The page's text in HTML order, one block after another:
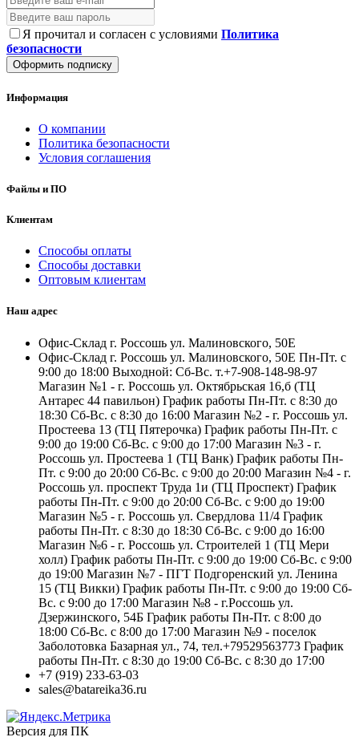
Я прочитал и согласен с условиями Политика
безопасности
Оформить подписку
Информация
О компании
Политика безопасности
Условия соглашения
Файлы и ПО
Клиентам
Способы оплаты
Способы доставки
Оптовым клиентам
Наш адрес
Офис-Склад г. Россошь ул. Малиновского, 50Е
Офис-Склад г. Россошь ул. Малиновского, 50Е Пн-Пт. с
9:00 до 18:00 Выходной: Сб-Вс. т.+7-908-148-98-97
Магазин №1 - г. Россошь ул. Октябрьская 16,б (ТЦ
Антарес 44 павильон) График работы Пн-Пт. с 8:30 до
18:30 Сб-Вс. с 8:30 до 16:00 Магазин №2 - г. Россошь ул.
Простеева 13 (ТЦ Пятерочка) График работы Пн-Пт. с
9:00 до 19:00 Сб-Вс. с 9:00 до 17:00 Магазин №3 - г.
Россошь ул. Простеева 1 (ТЦ Ванк) График работы Пн-
Пт. с 9:00 до 20:00 Сб-Вс. с 9:00 до 20:00 Магазин №4 - г.
Россошь ул. проспект Труда 1и (ТЦ Проспект) График
работы Пн-Пт. с 9:00 до 20:00 Сб-Вс. с 9:00 до 19:00
Магазин №5 - г. Россошь ул. Свердлова 11/4 График
работы Пн-Пт. с 8:30 до 18:30 Сб-Вс. с 9:00 до 16:00
Магазин №6 - г. Россошь ул. Строителей 1 (ТЦ Мери
холл) График работы Пн-Пт. с 9:00 до 19:00 Сб-Вс. с 9:00
до 19:00 Магазин №7 - ПГТ Подгоренский ул. Ленина
15 (ТЦ Викки) График работы Пн-Пт. с 9:00 до 19:00 Сб-
Вс. с 9:00 до 17:00 Магазин №8 - г.Россошь ул.
Дзержинского, 54Б График работы Пн-Пт. с 8:00 до
18:00 Сб-Вс. с 8:00 до 17:00 Магазин №9 - поселок
Заболотовка Базарная ул., 74, тел.+79529563773 График
работы Пн-Пт. с 8:30 до 19:00 Сб-Вс. с 8:30 до 17:00
+7 (919) 233-63-03
sales@batareika36.ru
Версия для ПК